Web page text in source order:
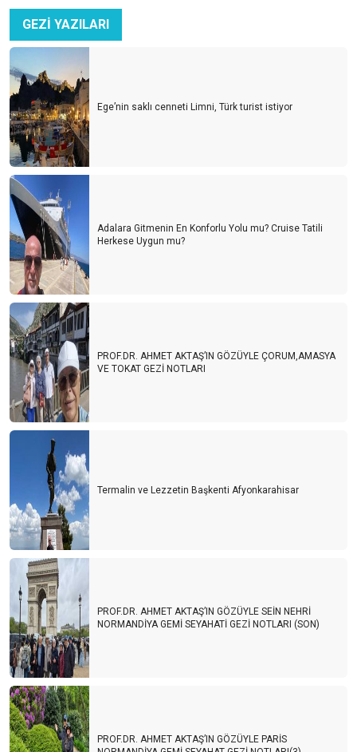
GEZİ YAZILARI
Ege’nin saklı cenneti Limni, Türk turist istiyor
Adalara Gitmenin En Konforlu Yolu mu? Cruise Tatili
Herkese Uygun mu?
PROF.DR. AHMET AKTAŞ’IN GÖZÜYLE ÇORUM,AMASYA
VE TOKAT GEZİ NOTLARI
Termalin ve Lezzetin Başkenti Afyonkarahisar
PROF.DR. AHMET AKTAŞ’IN GÖZÜYLE SEİN NEHRİ
NORMANDİYA GEMİ SEYAHATİ GEZİ NOTLARI (SON)
PROF.DR. AHMET AKTAŞ’IN GÖZÜYLE PARİS